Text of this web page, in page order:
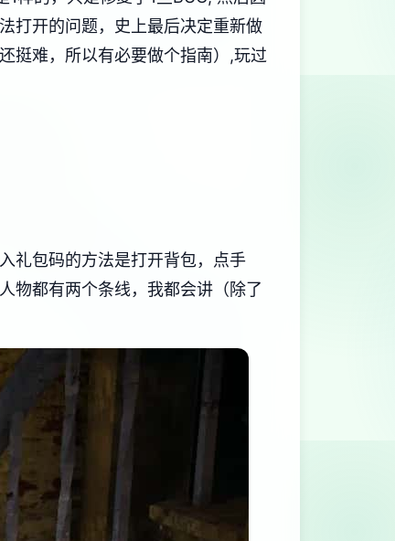
打开的问题，史上最后决定重新做
挺难，所以有必要做个指南）,玩过
礼包码的方法是打开背包，点手
物都有两个条线，我都会讲（除了